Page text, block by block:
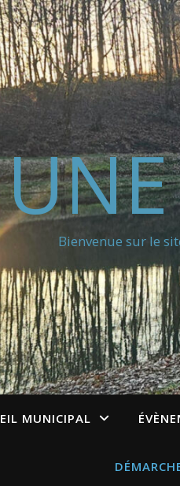
Bienvenue sur le
MUNICIPAL